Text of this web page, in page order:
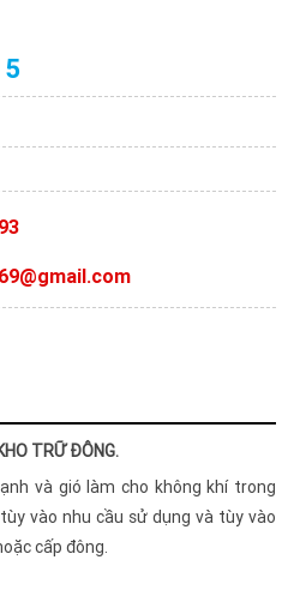
TRỮ ĐÔNG.
và gió làm cho không khí trong
vào nhu cầu sử dụng và tùy vào
cấp đông.